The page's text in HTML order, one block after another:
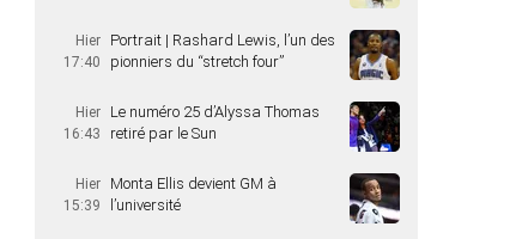
Hier
17:40
Portrait | Rashard Lewis, l’un des
pionniers du “stretch four”
Hier
16:43
Le numéro 25 d’Alyssa Thomas
retiré par le Sun
Hier
15:39
Monta Ellis devient GM à
l’université